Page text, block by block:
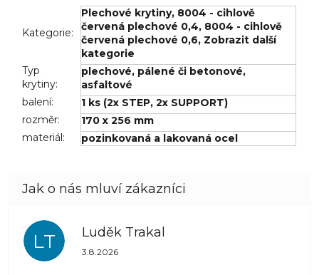
Kategorie:
Plechové krytiny, 8004 - cihlově
červená plechové 0,4, 8004 - cihlově
červená plechové 0,6, Zobrazit další
kategorie
Typ
krytiny:
plechové, pálené či betonové,
asfaltové
balení:
1 ks (2x STEP, 2x SUPPORT)
rozměr:
170 x 256 mm
materiál : pozinkovaná a lakovaná ocel
LT Luděk Trakal
Hodnocení obchodu je 5 z 5 hvězdiček.
3.8.2026